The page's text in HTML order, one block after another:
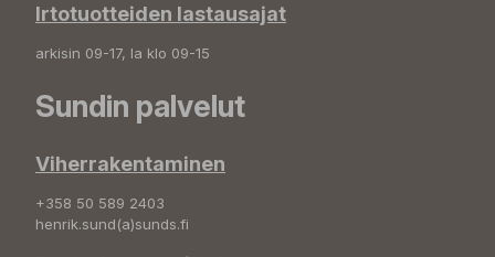
Irtotuotteiden lastausajat
arkisin 09-17, la klo 09-15
Sundin palvelut
Viherrakentaminen
+358 50 589 2403
henrik.sund(a)sunds.fi